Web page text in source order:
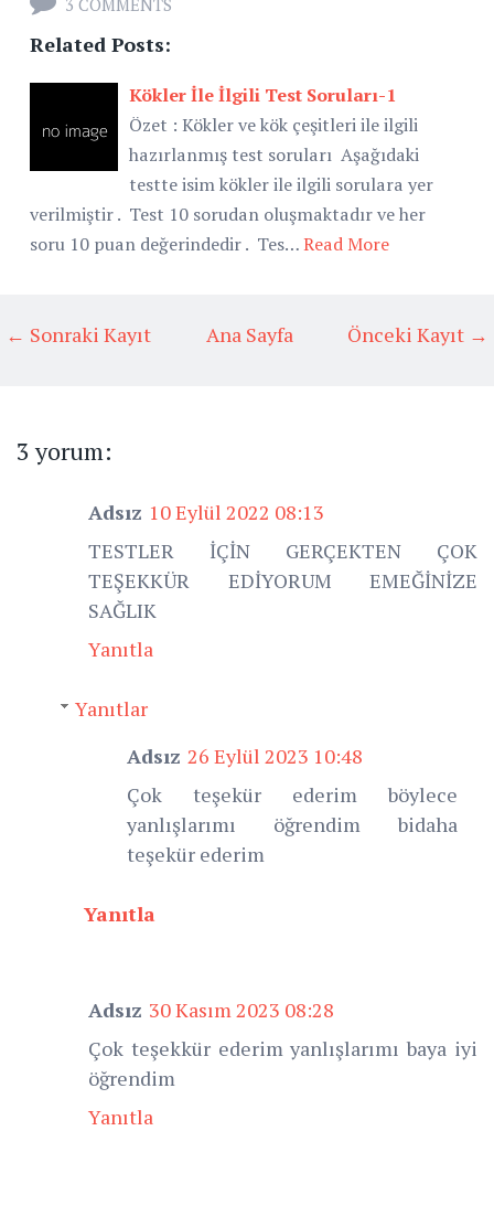
Related Posts:
Kökler İle İlgili Test Soruları-1
Özet : Kökler ve kök çeşitleri ile ilgili
hazırlanmış test soruları Aşağıdaki
testte isim kökler ile ilgili sorulara yer
verilmiştir . Test 10 sorudan oluşmaktadır ve her
soru 10 puan değerindedir . Tes…Read More
← Sonraki Kayıt Önceki Kayıt →
Ana Sayfa
3 yorum:
Adsız 10 Eylül 2022 08:13
TESTLER İÇİN GERÇEKTEN ÇOK
TEŞEKKÜR EDİYORUM EMEĞİNİZE
SAĞLIK
Yanıtla
Yanıtlar
Adsız 26 Eylül 2023 10:48
Çok teşekür ederim böylece
yanlışlarımı öğrendim bidaha
teşekür ederim
Yanıtla
Adsız 30 Kasım 2023 08:28
Çok teşekkür ederim yanlışlarımı baya iyi
öğrendim
Yanıtla